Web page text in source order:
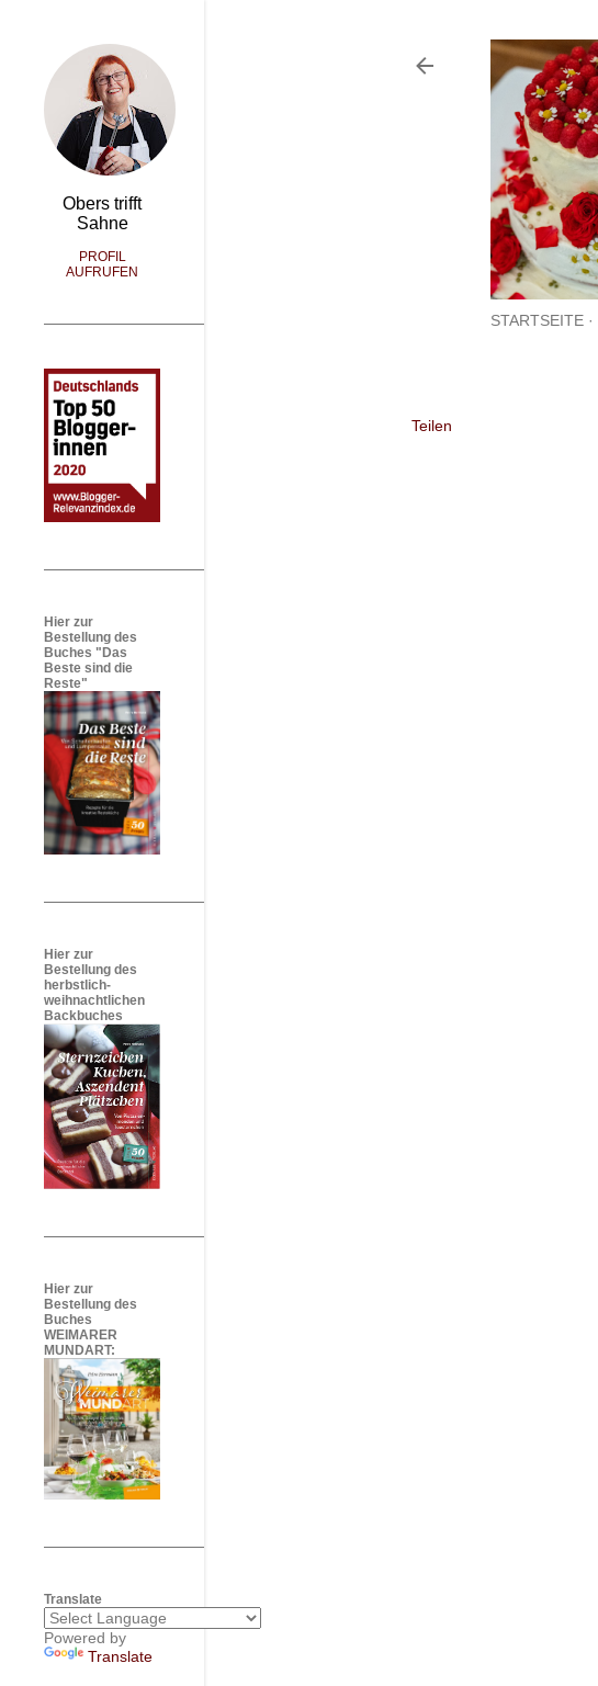
STARTSEITE
Teilen
Obers trifft
Sahne
PROFIL
AUFRUFEN
Hier zur
Bestellung des
Buches "Das
Beste sind die
Reste"
Hier zur
Bestellung des
herbstlich-
weihnachtlichen
Backbuches
Hier zur
Bestellung des
Buches
WEIMARER
MUNDART:
Translate
Powered by
Translate